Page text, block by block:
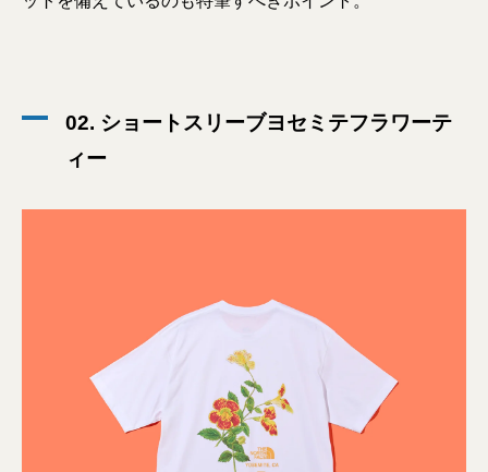
02. ショートスリーブヨセミテフラワーテ
ィー